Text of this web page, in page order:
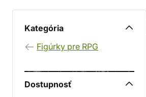
Kategória
Figúrky pre RPG
Dostupnosť